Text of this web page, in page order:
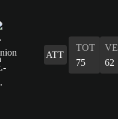
ATT
TOT
75
62